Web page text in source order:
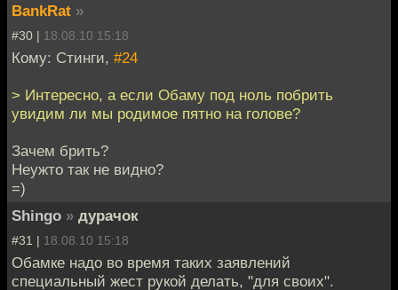
BankRat »
#30 | 18.08.10 15:18
Кому: Стинги, #24
> Интересно, а если Обаму под ноль побрить
увидим ли мы родимое пятно на голове?
Зачем брить?
Неужто так не видно?
=)
Shingo » дурачок
#31 | 18.08.10 15:18
Обамке надо во время таких заявлений
специальный жест рукой делать, "для своих".